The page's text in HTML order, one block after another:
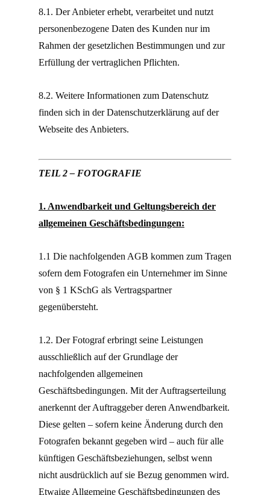
8.1. Der Anbieter erhebt, verarbeitet und nutzt
personenbezogene Daten des Kunden nur im
Rahmen der gesetzlichen Bestimmungen und zur
Erfüllung der vertraglichen Pflichten.
8.2. Weitere Informationen zum Datenschutz
finden sich in der Datenschutzerklärung auf der
Webseite des Anbieters.
TEIL 2 – FOTOGRAFIE
1. Anwendbarkeit und Geltungsbereich der
allgemeinen Geschäftsbedingungen:
1.1 Die nachfolgenden AGB kommen zum Tragen
sofern dem Fotografen ein Unternehmer im Sinne
von § 1 KSchG als Vertragspartner
gegenübersteht.
1.2. Der Fotograf erbringt seine Leistungen
ausschließlich auf der Grundlage der
nachfolgenden allgemeinen
Geschäftsbedingungen. Mit der Auftragserteilung
anerkennt der Auftraggeber deren Anwendbarkeit.
Diese gelten – sofern keine Änderung durch den
Fotografen bekannt gegeben wird – auch für alle
künftigen Geschäftsbeziehungen, selbst wenn
nicht ausdrücklich auf sie Bezug genommen wird.
Etwaige Allgemeine Geschäftsbedingungen des